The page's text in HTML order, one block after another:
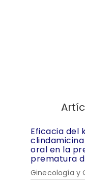
Eficacia del
oral en la
prematura
Ginecología y